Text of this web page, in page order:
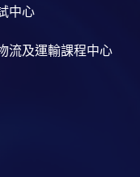
中心
流及運輸課程中心